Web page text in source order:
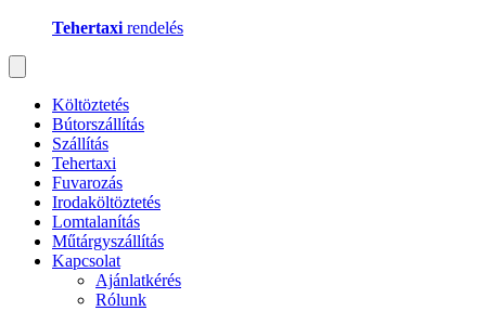
Tehertaxi rendelés
Költöztetés
Bútorszállítás
Szállítás
Tehertaxi
Fuvarozás
Irodaköltöztetés
Lomtalanítás
Műtárgyszállítás
Kapcsolat
Ajánlatkérés
Rólunk